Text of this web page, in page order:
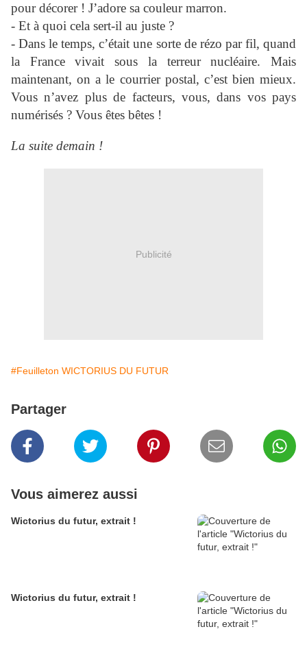
pour décorer ! J’adore sa couleur marron.
- Et à quoi cela sert-il au juste ?
- Dans le temps, c’était une sorte de rézo par fil, quand
la France vivait sous la terreur nucléaire. Mais
maintenant, on a le courrier postal, c’est bien mieux.
Vous n’avez plus de facteurs, vous, dans vos pays
numérisés ? Vous êtes bêtes !
La suite demain !
Publicité
#Feuilleton WICTORIUS DU FUTUR
Partager
Vous aimerez aussi
Wictorius du futur, extrait !
Wictorius du futur, extrait !